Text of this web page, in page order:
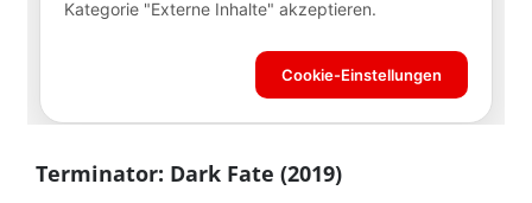
Terminator: Dark Fate (2019)